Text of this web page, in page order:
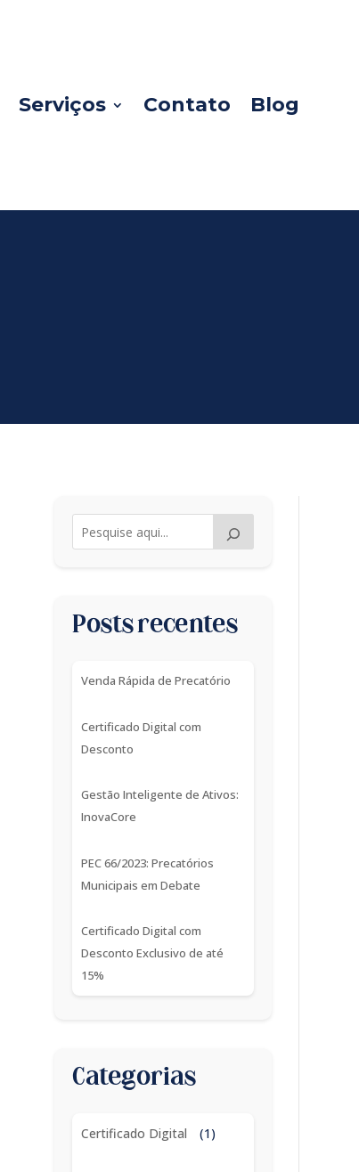
Serviços Contato Blog
Posts recentes
Venda Rápida de Precatório
Certificado Digital com
Desconto
Gestão Inteligente de Ativos:
InovaCore
PEC 66/2023: Precatórios
Municipais em Debate
Certificado Digital com
Desconto Exclusivo de até
15%
Categorias
Certificado Digital (1)